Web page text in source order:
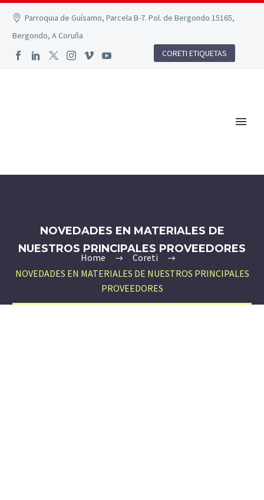
Parroquia de Guísamo, Parcela B-7. Pol. de Bergondo 15165,
Bergondo, A Coruña
CORETI ETIQUETAS
NOVEDADES EN MATERIALES DE
NUESTROS PRINCIPALES PROVEEDORES
Home
Coreti
NOVEDADES EN MATERIALES DE NUESTROS PRINCIPALES
PROVEEDORES